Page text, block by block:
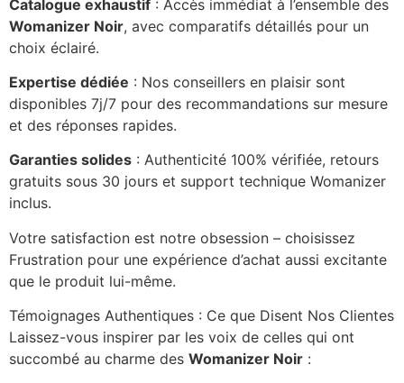
Catalogue exhaustif : Accès immédiat à l’ensemble des
Womanizer Noir, avec comparatifs détaillés pour un
choix éclairé.
Expertise dédiée : Nos conseillers en plaisir sont
disponibles 7j/7 pour des recommandations sur mesure
et des réponses rapides.
Garanties solides : Authenticité 100% vérifiée, retours
gratuits sous 30 jours et support technique Womanizer
inclus.
Votre satisfaction est notre obsession – choisissez
Frustration pour une expérience d’achat aussi excitante
que le produit lui-même.
Témoignages Authentiques : Ce que Disent Nos Clientes
Laissez-vous inspirer par les voix de celles qui ont
succombé au charme des Womanizer Noir :